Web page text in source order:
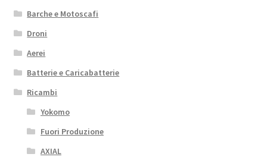
Barche e Motoscafi
Droni
Aerei
Batterie e Caricabatterie
Ricambi
Yokomo
Fuori Produzione
AXIAL